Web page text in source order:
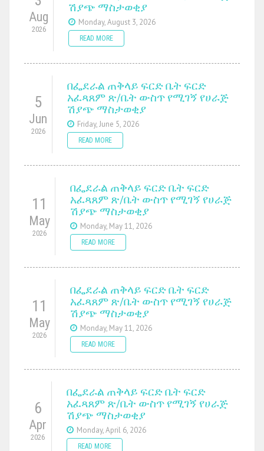
Aug
2026
ሽያጭ ማስታወቂያ
Monday, August 3, 2026
READ MORE
5
Jun
2026
በፌደራል ጠቅላይ ፍርድ ቤት ፍርድ
አፈጻጸም ጽ/ቤት ውስጥ የሚገኝ የሀራጅ
ሽያጭ ማስታወቂያ
Friday, June 5, 2026
READ MORE
11
May
2026
በፌደራል ጠቅላይ ፍርድ ቤት ፍርድ
አፈጻጸም ጽ/ቤት ውስጥ የሚገኝ የሀራጅ
ሽያጭ ማስታወቂያ
Monday, May 11, 2026
READ MORE
11
May
2026
በፌደራል ጠቅላይ ፍርድ ቤት ፍርድ
አፈጻጸም ጽ/ቤት ውስጥ የሚገኝ የሀራጅ
ሽያጭ ማስታወቂያ
Monday, May 11, 2026
READ MORE
6
Apr
2026
በፌደራል ጠቅላይ ፍርድ ቤት ፍርድ
አፈጻጸም ጽ/ቤት ውስጥ የሚገኝ የሀራጅ
ሽያጭ ማስታወቂያ
Monday, April 6, 2026
READ MORE